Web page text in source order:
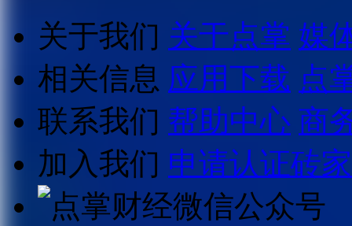
关于我们 关于点掌 媒
相关信息 应用下载 点
联系我们 帮助中心 商
加入我们 申请认证砖家